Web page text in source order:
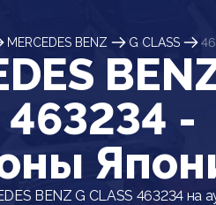
MERCEDES BENZ G CLASS
463234 -
BENZ G CLASS 463234